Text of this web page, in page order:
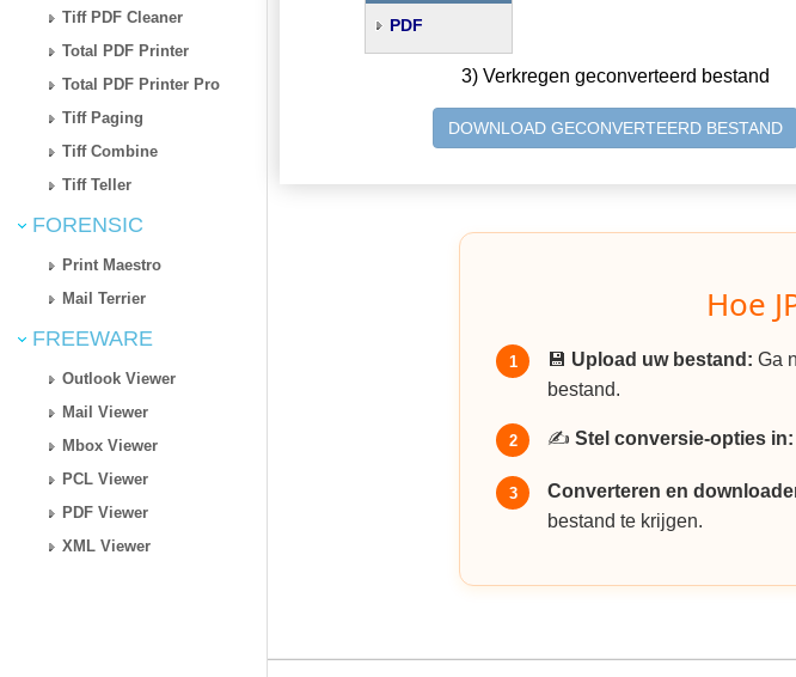
Tiff PDF Cleaner
Total PDF Printer
Total PDF Printer Pro
Tiff Paging
Tiff Combine
Tiff Teller
FORENSIC
Print Maestro
Mail Terrier
FREEWARE
Outlook Viewer
Mail Viewer
Mbox Viewer
PCL Viewer
PDF Viewer
XML Viewer
PDF
3) Verkregen geconverteerd bestand
DOWNLOAD GECONVERTEERD BESTAND
Hoe
1 💾 Upload uw bestand: Ga
bestand.
2 ✍️ Stel conversie-opties in:
3 Converteren en
bestand te krijgen.